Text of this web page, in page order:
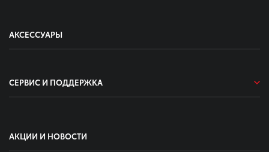
АКСЕССУАРЫ
СЕРВИС И ПОДДЕРЖКА
АКЦИИ И НОВОСТИ